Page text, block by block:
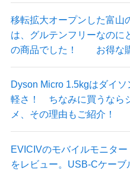
移転拡大オープンした富山
は、グルテンフリーなのに
の商品でした！ お得な購
Dyson Micro 1.5kgはダイ
軽さ！ ちなみに買うなら
メ、その理由もご紹介！
EVICIVのモバイルモニター
をレビュー。USB-Cケー